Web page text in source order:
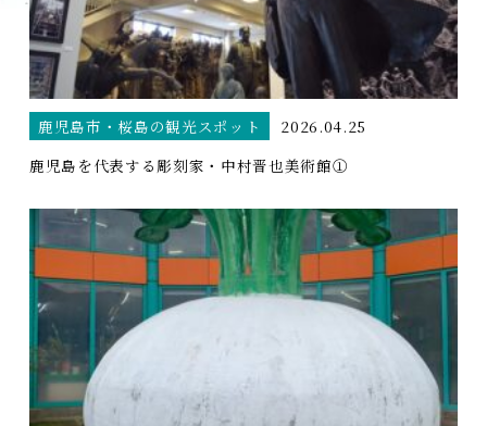
鹿児島市・桜島の観光スポット
2026.04.25
鹿児島を代表する彫刻家・中村晋也美術館①